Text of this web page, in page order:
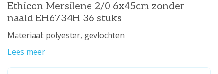
Ethicon Mersilene 2/0 6x45cm zonder
naald EH6734H 36 stuks
Materiaal: polyester, gevlochten
Lees meer